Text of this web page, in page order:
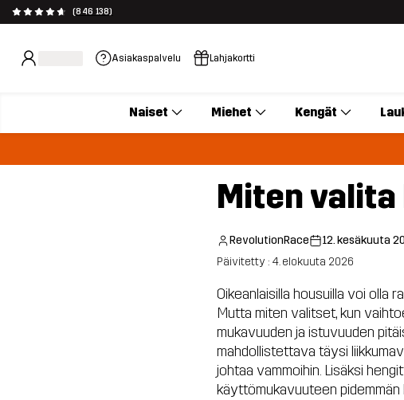
(846 138)
Asiakaspalvelu Lahjakortti
Naiset Miehet Kengät
Miten
RevolutionRace 12. kesäkuuta
Päivitetty : 4. elokuuta 2026
Oikeanlaisilla housuilla voi olla
Mutta miten valitset, kun
mukavuuden ja istuvuuden
mahdollistettava täysi
johtaa vammoihin. Lisäksi
käyttömukavuuteen pidemmän